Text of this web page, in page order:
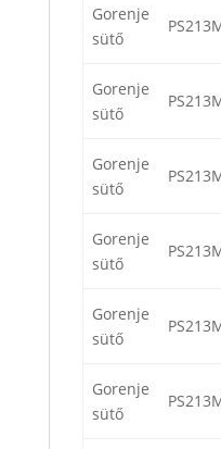
Gorenje
sütő
Gorenje
sütő
Gorenje
sütő
Gorenje
sütő
Gorenje
sütő
Gorenje
sütő